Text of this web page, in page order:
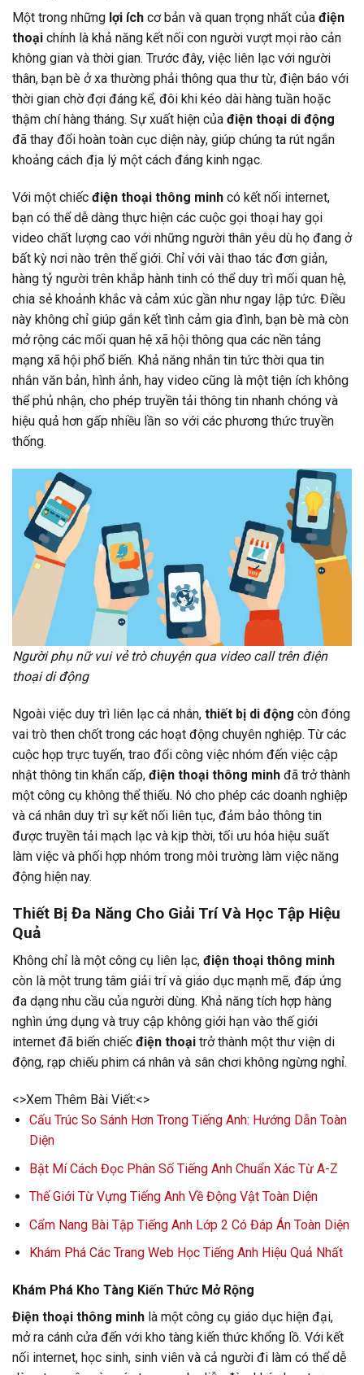
Một trong những lợi ích cơ bản và quan trọng nhất của điện
thoại chính là khả năng kết nối con người vượt mọi rào cản
không gian và thời gian. Trước đây, việc liên lạc với người
thân, bạn bè ở xa thường phải thông qua thư từ, điện báo với
thời gian chờ đợi đáng kể, đôi khi kéo dài hàng tuần hoặc
thậm chí hàng tháng. Sự xuất hiện của điện thoại di động
đã thay đổi hoàn toàn cục diện này, giúp chúng ta rút ngắn
khoảng cách địa lý một cách đáng kinh ngạc.
Với một chiếc điện thoại thông minh có kết nối internet,
bạn có thể dễ dàng thực hiện các cuộc gọi thoại hay gọi
video chất lượng cao với những người thân yêu dù họ đang ở
bất kỳ nơi nào trên thế giới. Chỉ với vài thao tác đơn giản,
hàng tỷ người trên khắp hành tinh có thể duy trì mối quan hệ,
chia sẻ khoảnh khắc và cảm xúc gần như ngay lập tức. Điều
này không chỉ giúp gắn kết tình cảm gia đình, bạn bè mà còn
mở rộng các mối quan hệ xã hội thông qua các nền tảng
mạng xã hội phổ biến. Khả năng nhắn tin tức thời qua tin
nhắn văn bản, hình ảnh, hay video cũng là một tiện ích không
thể phủ nhận, cho phép truyền tải thông tin nhanh chóng và
hiệu quả hơn gấp nhiều lần so với các phương thức truyền
thống.
Người phụ nữ vui vẻ trò chuyện qua video call trên điện
thoại di động
Ngoài việc duy trì liên lạc cá nhân, thiết bị di động còn đóng
vai trò then chốt trong các hoạt động chuyên nghiệp. Từ các
cuộc họp trực tuyến, trao đổi công việc nhóm đến việc cập
nhật thông tin khẩn cấp, điện thoại thông minh đã trở thành
một công cụ không thể thiếu. Nó cho phép các doanh nghiệp
và cá nhân duy trì sự kết nối liên tục, đảm bảo thông tin
được truyền tải mạch lạc và kịp thời, tối ưu hóa hiệu suất
làm việc và phối hợp nhóm trong môi trường làm việc năng
động hiện nay.
Thiết Bị Đa Năng Cho Giải Trí Và Học Tập Hiệu
Quả
Không chỉ là một công cụ liên lạc, điện thoại thông minh
còn là một trung tâm giải trí và giáo dục mạnh mẽ, đáp ứng
đa dạng nhu cầu của người dùng. Khả năng tích hợp hàng
nghìn ứng dụng và truy cập không giới hạn vào thế giới
internet đã biến chiếc điện thoại trở thành một thư viện di
động, rạp chiếu phim cá nhân và sân chơi không ngừng nghỉ.
<>Xem Thêm Bài Viết:<>
Cấu Trúc So Sánh Hơn Trong Tiếng Anh: Hướng Dẫn Toàn
Diện
Bật Mí Cách Đọc Phân Số Tiếng Anh Chuẩn Xác Từ A-Z
Thế Giới Từ Vựng Tiếng Anh Về Động Vật Toàn Diện
Cẩm Nang Bài Tập Tiếng Anh Lớp 2 Có Đáp Án Toàn Diện
Khám Phá Các Trang Web Học Tiếng Anh Hiệu Quả Nhất
Khám Phá Kho Tàng Kiến Thức Mở Rộng
Điện thoại thông minh là một công cụ giáo dục hiện đại,
mở ra cánh cửa đến với kho tàng kiến thức khổng lồ. Với kết
nối internet, học sinh, sinh viên và cả người đi làm có thể dễ